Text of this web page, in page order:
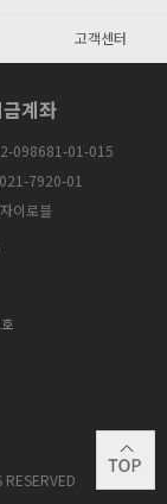
고객센터
계좌
098681-01-015
7920-01
이로블